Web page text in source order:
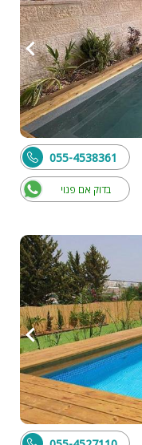
בדוק אם פנוי
055-4538361